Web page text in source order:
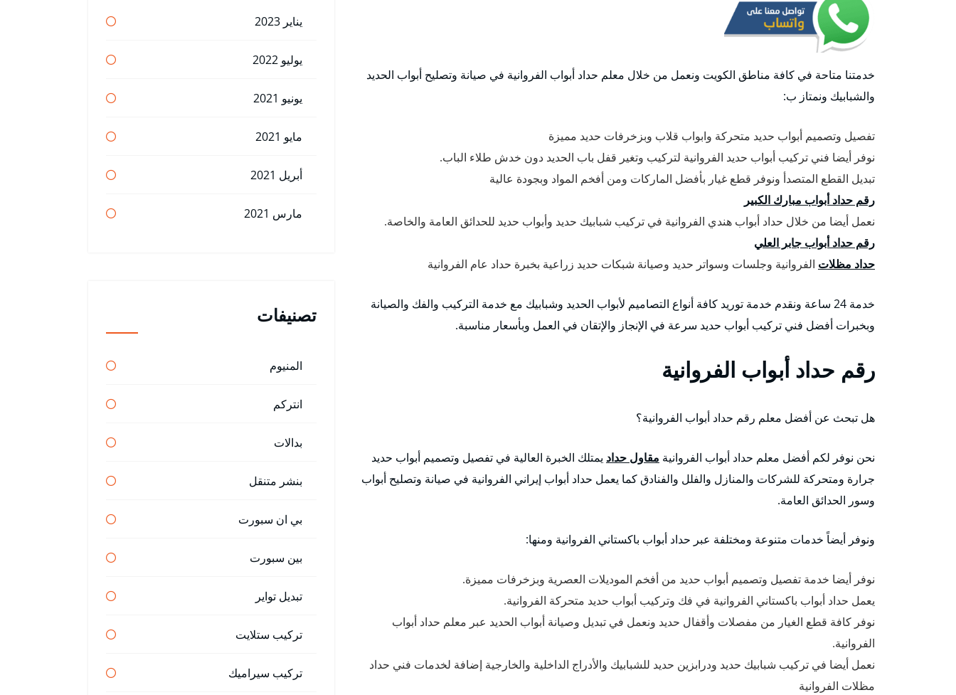
خدمتنا متاحة في كافة مناطق الكويت ونعمل من خلال معلم حداد أبواب الفروانية في صيانة وتصليح أبواب الحديد
والشبابيك ونمتاز ب:
تفصيل وتصميم أبواب حديد متحركة وابواب قلاب وبزخرفات حديد مميزة
نوفر أيضا فني تركيب أبواب حديد الفروانية لتركيب وتغير قفل باب الحديد دون خدش طلاء الباب.
تبديل القطع المتصدأ ونوفر قطع غيار بأفضل الماركات ومن أفخم المواد وبجودة عالية
رقم حداد أبواب مبارك الكبير
نعمل أيضا من خلال حداد أبواب هندي الفروانية في تركيب شبابيك حديد وأبواب حديد للحدائق العامة والخاصة.
رقم حداد أبواب جابر العلي
حداد مظلات الفروانية وجلسات وسواتر حديد وصيانة شبكات حديد زراعية بخبرة حداد عام الفروانية
خدمة 24 ساعة ونقدم خدمة توريد كافة أنواع التصاميم لأبواب الحديد وشبابيك مع خدمة التركيب والفك والصيانة
وبخبرات أفضل فني تركيب أبواب حديد سرعة في الإنجاز والإتقان في العمل وبأسعار مناسبة.
رقم حداد أبواب الفروانية
هل تبحث عن أفضل معلم رقم حداد أبواب الفروانية؟
نحن نوفر لكم أفضل معلم حداد أبواب الفروانية مقاول حداد يمتلك الخبرة العالية في تفصيل وتصميم أبواب حديد
جرارة ومتحركة للشركات والمنازل والفلل والفنادق كما يعمل حداد أبواب إيراني الفروانية في صيانة وتصليح أبواب
وسور الحدائق العامة.
ونوفر أيضاً خدمات متنوعة ومختلفة عبر حداد أبواب باكستاني الفروانية ومنها:
نوفر أيضا خدمة تفصيل وتصميم أبواب حديد من أفخم الموديلات العصرية وبزخرفات مميزة.
يعمل حداد أبواب باكستاني الفروانية في فك وتركيب أبواب حديد متحركة الفروانية.
نوفر كافة قطع الغيار من مفصلات وأقفال حديد ونعمل في تبديل وصيانة أبواب الحديد عبر معلم حداد أبواب
الفروانية.
نعمل أيضا في تركيب شبابيك حديد ودرابزين حديد للشبابيك والأدراج الداخلية والخارجية إضافة لخدمات فني حداد
مظلات الفروانية
يناير 2023
يوليو 2022
يونيو 2021
مايو 2021
أبريل 2021
مارس 2021
تصنيفات
المنيوم
انتركم
بدالات
بنشر متنقل
بي ان سبورت
بين سبورت
تبديل تواير
تركيب ستلايت
تركيب سيراميك